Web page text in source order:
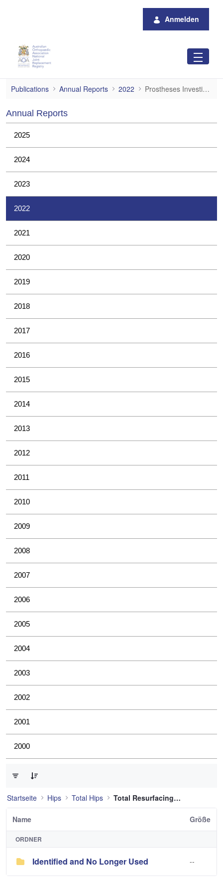
Anmelden
Prostheses Investigations
Publications Annual Reports 2022 Prostheses Investigations
Annual Reports
2025
2024
2023
2022
2021
2020
2019
2018
2017
2016
2015
2014
2013
2012
2011
2010
2009
2008
2007
2006
2005
2004
2003
2002
2001
2000
Startseite Hips Total Hips Total Resurfacing Hip
Name Größe
ORDNER
Identified and No Longer Used --